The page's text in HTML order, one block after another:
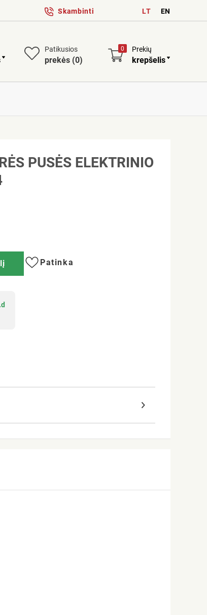
Skambinti LT EN
Patikusios
prekės (0)
0 Prekių
krepšelis
PUSĖS ELEKTRINIO
Patinka